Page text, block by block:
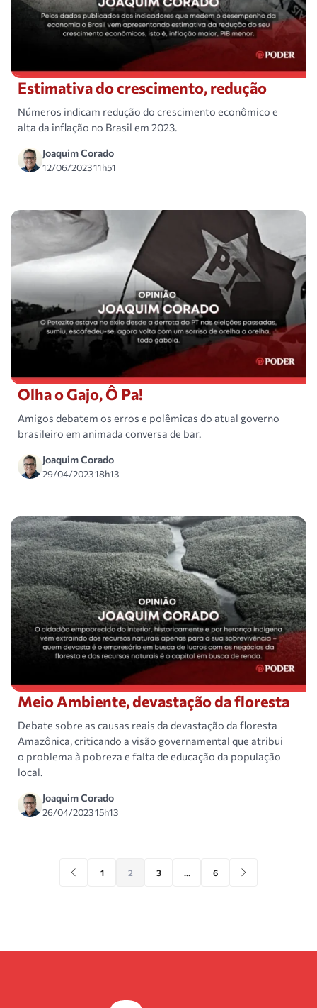
Estimativa do crescimento, redução
Números indicam redução do crescimento econômico e
alta da inflação no Brasil em 2023.
Joaquim Corado
12/06/2023 11h51
Olha o Gajo, Ô Pa!
Amigos debatem os erros e polêmicas do atual governo
brasileiro em animada conversa de bar.
Joaquim Corado
29/04/2023 18h13
Meio Ambiente, devastação da floresta
Debate sobre as causas reais da devastação da floresta
Amazônica, criticando a visão governamental que atribui
o problema à pobreza e falta de educação da população
local.
Joaquim Corado
26/04/2023 15h13
1 2 3 … 6